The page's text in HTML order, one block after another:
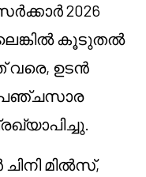
2026
കൂടുതൽ
വരെ, ഉടൻ
പഞ്ചസാര
മിൽസ്,